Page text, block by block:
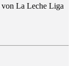
La Leche Liga